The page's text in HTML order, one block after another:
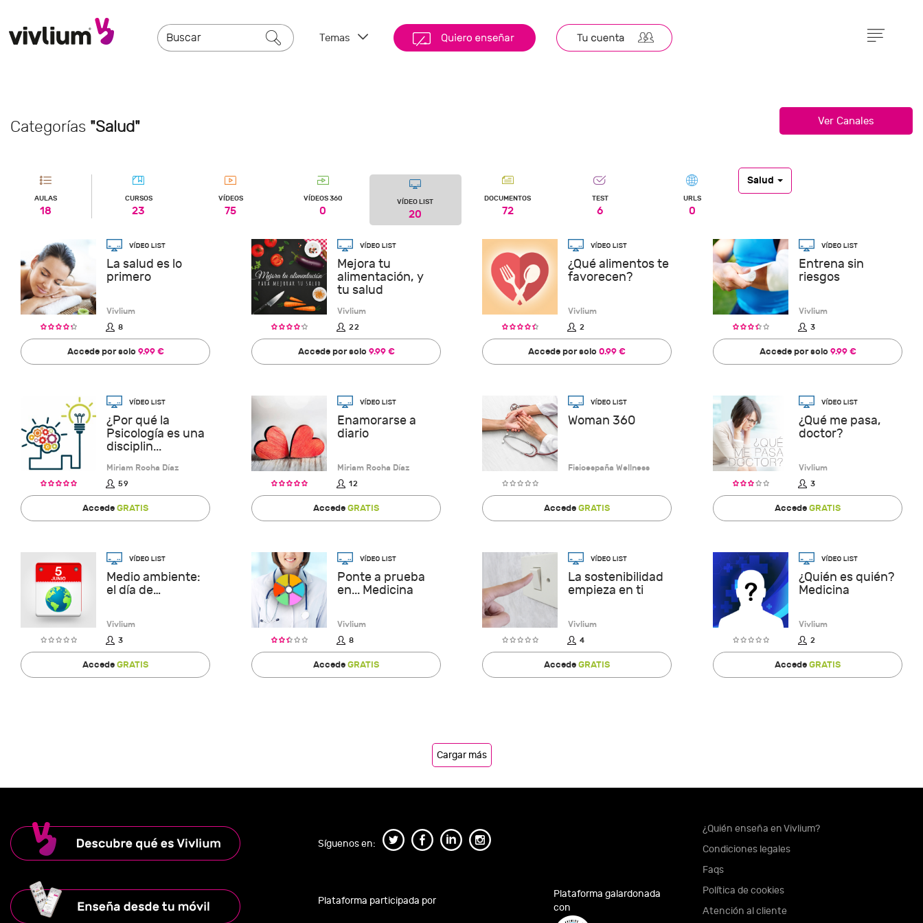
Temas
Categorías "Salud"
AULAS
18
CURSOS
23
VÍDEOS
75
VÍDEOS 360
0
VÍDEO LIST
20
DOCUMENTOS
72
TEST
6
URLS
0
Salud
La salud es lo
primero
Vivlium
8
Accede por solo9.99 €
Mejora tu
alimentación, y
tu salud
Vivlium
22
Accede por solo9.99 €
¿Qué alimentos te
favorecen?
Vivlium
2
Accede por solo0.99 €
Entrena sin
riesgos
Vivlium
3
Accede por solo9.99 €
¿Por qué la
Psicología es una
disciplin...
Miriam Rocha Díaz
59
AccedeGRATIS
Enamorarse a
diario
Miriam Rocha Díaz
12
AccedeGRATIS
Woman 360
Fisioespaña Wellness
AccedeGRATIS
¿Qué me pasa,
doctor?
Vivlium
3
AccedeGRATIS
Medio ambiente:
el día de…
Vivlium
3
AccedeGRATIS
Ponte a prueba
en... Medicina
Vivlium
8
AccedeGRATIS
La sostenibilidad
empieza en ti
Vivlium
4
AccedeGRATIS
¿Quién es quién?
Medicina
Vivlium
2
AccedeGRATIS
Cargar más
Síguenos en:
Plataforma participada por
Plataforma galardonada
con
¿Quién enseña en Vivlium?
Condiciones legales
Faqs
Política de cookies
Atención al cliente